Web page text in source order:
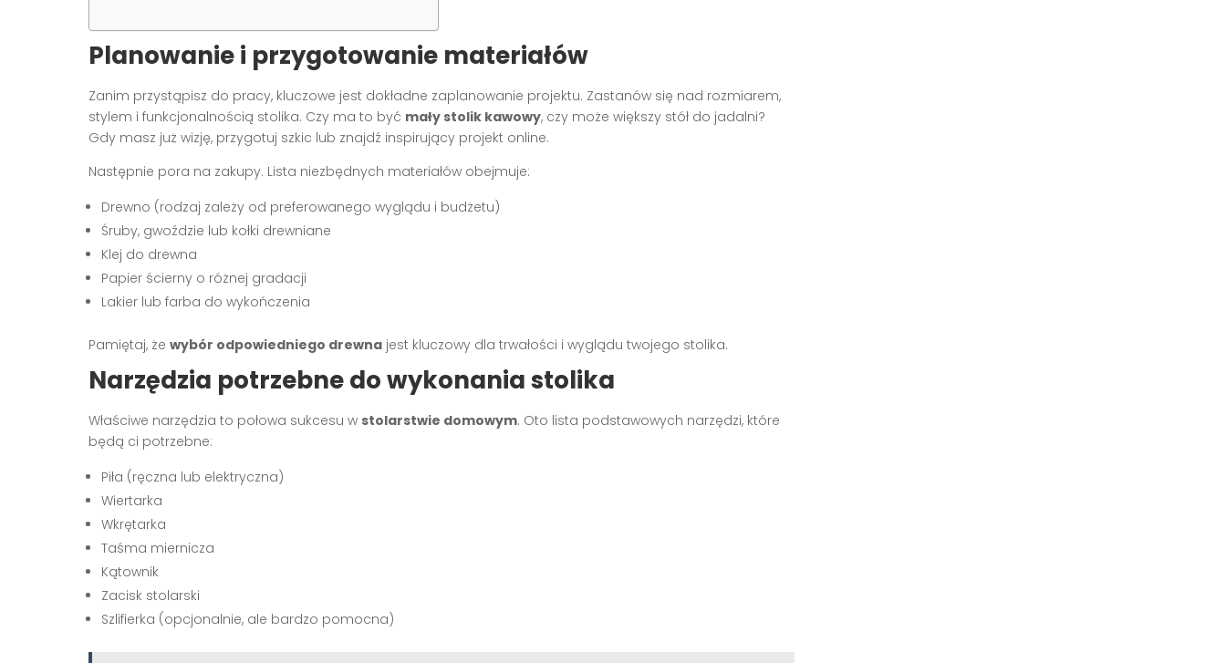
Planowanie i przygotowanie materiałów
Zanim przystąpisz do pracy, kluczowe jest dokładne zaplanowanie projektu. Zastanów się nad rozmiarem,
stylem i funkcjonalnością stolika. Czy ma to być mały stolik kawowy, czy może większy stół do jadalni?
Gdy masz już wizję, przygotuj szkic lub znajdź inspirujący projekt online.
Następnie pora na zakupy. Lista niezbędnych materiałów obejmuje:
Drewno (rodzaj zależy od preferowanego wyglądu i budżetu)
Śruby, gwoździe lub kołki drewniane
Klej do drewna
Papier ścierny o różnej gradacji
Lakier lub farba do wykończenia
Pamiętaj, że wybór odpowiedniego drewna jest kluczowy dla trwałości i wyglądu twojego stolika.
Narzędzia potrzebne do wykonania stolika
Właściwe narzędzia to połowa sukcesu w stolarstwie domowym. Oto lista podstawowych narzędzi, które
będą ci potrzebne:
Piła (ręczna lub elektryczna)
Wiertarka
Wkrętarka
Taśma miernicza
Kątownik
Zacisk stolarski
Szlifierka (opcjonalnie, ale bardzo pomocna)